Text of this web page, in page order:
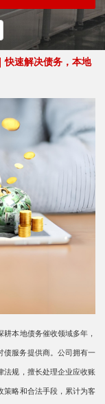
快速解决债务，本地
本地债务催收领域多年，
服务提供商。​ 公司拥有一
法规，擅长处理企业应收账
策略和合法手段，累计为客